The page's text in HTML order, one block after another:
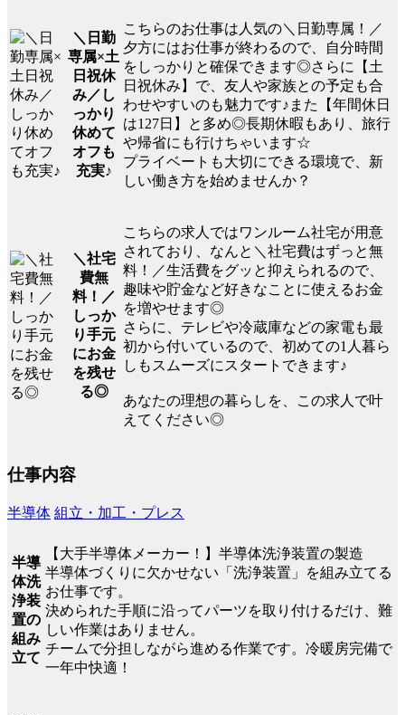
＼日勤
専属×土
日祝休
み／し
っかり
休めて
オフも
充実♪
こちらのお仕事は人気の＼日勤専属！／
夕方にはお仕事が終わるので、自分時間
をしっかりと確保できます◎さらに【土
日祝休み】で、友人や家族との予定も合
わせやすいのも魅力です♪また【年間休日
は127日】と多め◎長期休暇もあり、旅行
や帰省にも行けちゃいます☆
プライベートも大切にできる環境で、新
しい働き方を始めませんか？
＼社宅
費無
料！／
しっか
り手元
にお金
を残せ
る◎
こちらの求人ではワンルーム社宅が用意
されており、なんと＼社宅費はずっと無
料！／生活費をグッと抑えられるので、
趣味や貯金など好きなことに使えるお金
を増やせます◎
さらに、テレビや冷蔵庫などの家電も最
初から付いているので、初めての1人暮ら
しもスムーズにスタートできます♪
あなたの理想の暮らしを、この求人で叶
えてください◎
仕事内容
半導体 組立・加工・プレス
半導
体洗
浄装
置の
組み
立て
【大手半導体メーカー！】半導体洗浄装置の製造
半導体づくりに欠かせない「洗浄装置」を組み立てる
お仕事です。
決められた手順に沿ってパーツを取り付けるだけ、難
しい作業はありません。
チームで分担しながら進める作業です。冷暖房完備で
一年中快適！